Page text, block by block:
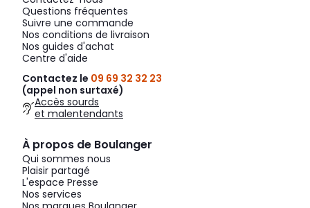
Questions fréquentes
Suivre une commande
Nos conditions de livraison
Nos guides d'achat
Centre d'aide
Contactez le 09 69 32 32 23
(appel non surtaxé)
Accès sourds
et malentendants
À propos de Boulanger
Qui sommes nous
Plaisir partagé
L'espace Presse
Nos services